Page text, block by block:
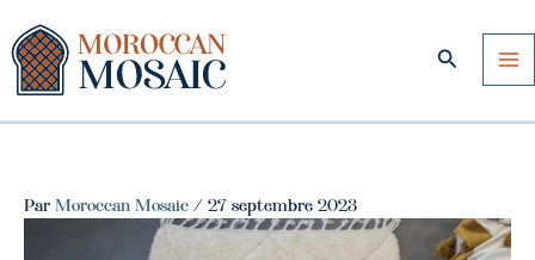
au
contenu
Par Moroccan Mosaic / 27 septembre 2023